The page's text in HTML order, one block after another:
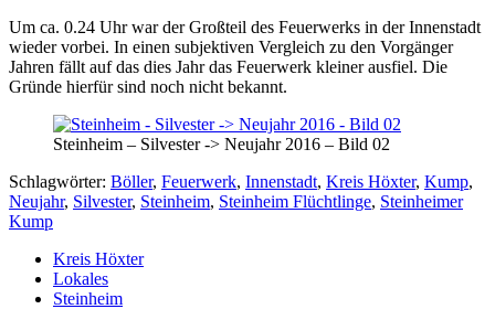
Um ca. 0.24 Uhr war der Großteil des Feuerwerks in der Innenstadt
wieder vorbei. In einen subjektiven Vergleich zu den Vorgänger
Jahren fällt auf das dies Jahr das Feuerwerk kleiner ausfiel. Die
Gründe hierfür sind noch nicht bekannt.
Steinheim – Silvester -> Neujahr 2016 – Bild 02
Schlagwörter: Böller, Feuerwerk, Innenstadt, Kreis Höxter, Kump,
Neujahr, Silvester, Steinheim, Steinheim Flüchtlinge, Steinheimer
Kump
Kreis Höxter
Lokales
Steinheim